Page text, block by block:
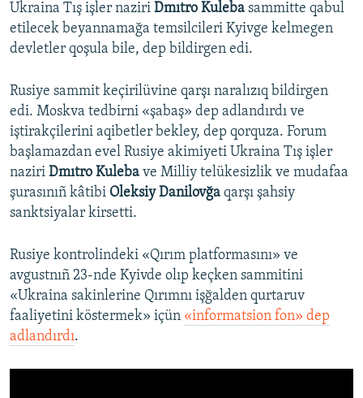
Ukraina Tış işler naziri Dmıtro Kuleba sammitte qabul
etilecek beyannamağa temsilcileri Kyivge kelmegen
devletler qoşula bile, dep bildirgen edi.
Rusiye sammit keçirilüvine qarşı naralızıq bildirgen
edi. Moskva tedbirni «şabaş» dep adlandırdı ve
iştirakçilerini aqibetler bekley, dep qorquza. Forum
başlamazdan evel Rusiye akimiyeti Ukraina Tış işler
naziri Dmıtro Kuleba ve Milliy telükesizlik ve mudafaa
şurasınıñ kâtibi Oleksiy Danilovğa qarşı şahsiy
sanktsiyalar kirsetti.
Rusiye kontrolindeki «Qırım platformasını» ve
avgustnıñ 23-nde Kyivde olıp keçken sammitini
«Ukraina sakinlerine Qırımnı işğalden qurtaruv
faaliyetini köstermek» içün «informatsion fon» dep
adlandırdı.